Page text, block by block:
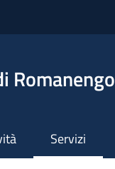
Romanengo
Servizi